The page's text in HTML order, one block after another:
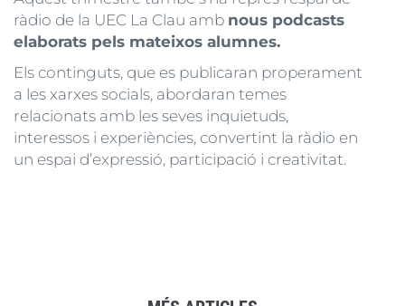
ràdio de la UEC La Clau amb nous podcasts
elaborats pels mateixos alumnes.
Els continguts, que es publicaran properament
a les xarxes socials, abordaran temes
relacionats amb les seves inquietuds,
interessos i experiències, convertint la ràdio en
un espai d’expressió, participació i creativitat.